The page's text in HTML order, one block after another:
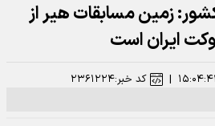
زمین مسابقات هیر از
ایران است
| کد خبر:۲۳۶۱۲۲۴